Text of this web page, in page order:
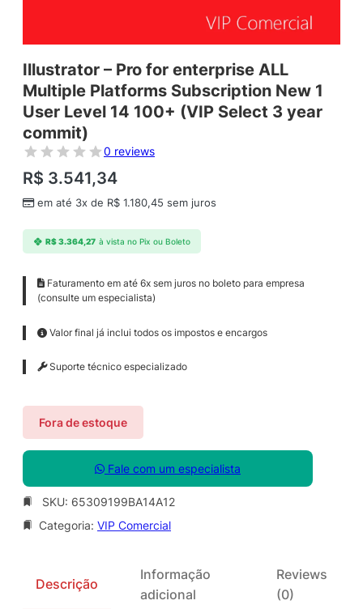
Illustrator – Pro for enterprise ALL
Multiple Platforms Subscription New 1
User Level 14 100+ (VIP Select 3 year
commit)
0 reviews
R$ 3.541,34
em até 3x de R$ 1.180,45 sem juros
R$3.364,27 à vista no Pix ou Boleto
Faturamento em até 6x sem juros no boleto para empresa
(consulte um especialista)
Valor final já inclui todos os impostos e encargos
Suporte técnico especializado
Fora de estoque
Fale com um especialista
SKU: 65309199BA14A12
Categoria: VIP Comercial
Descrição
Informação
adicional
Reviews
(0)